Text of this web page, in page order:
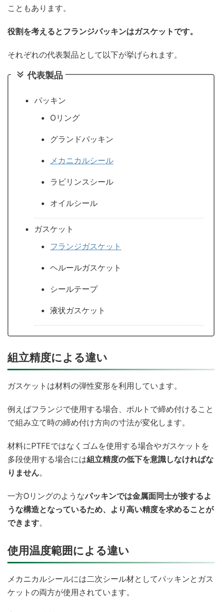
こともあります。
役割を考えるとフランジパッキンはガスケットです。
それぞれの代表製品として以下が挙げられます。
代表製品
パッキン
Oリング
グランドパッキン
メカニカルシール
ラビリンスシール
オイルシール
ガスケット
フランジガスケット
ヘルールガスケット
シールテープ
液状ガスケット
組立精度による違い
ガスケットは材料の弾性変形を利用しています。
例えばフランジで使用する場合、ボルトで締め付けること
で組み立て時の締め付け方向の寸法が変化します。
材料にPTFEではなくゴムを使用する場合やガスケットを
多段使用する場合には組立精度の低下を意識しなければな
りません。
一方Oリングのようなパッキンでは金属面同士が接するよ
うな構造となっているため、より高い精度を求めることが
できます。
使用温度範囲による違い
メカニカルシールには二次シール材としてパッキンとガス
ケットの両方が使用されています。